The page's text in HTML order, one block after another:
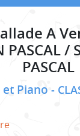
A
PASCAL /
PASCAL
et Piano